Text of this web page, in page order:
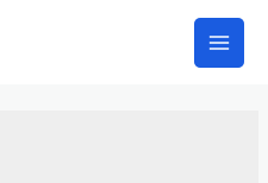
Main